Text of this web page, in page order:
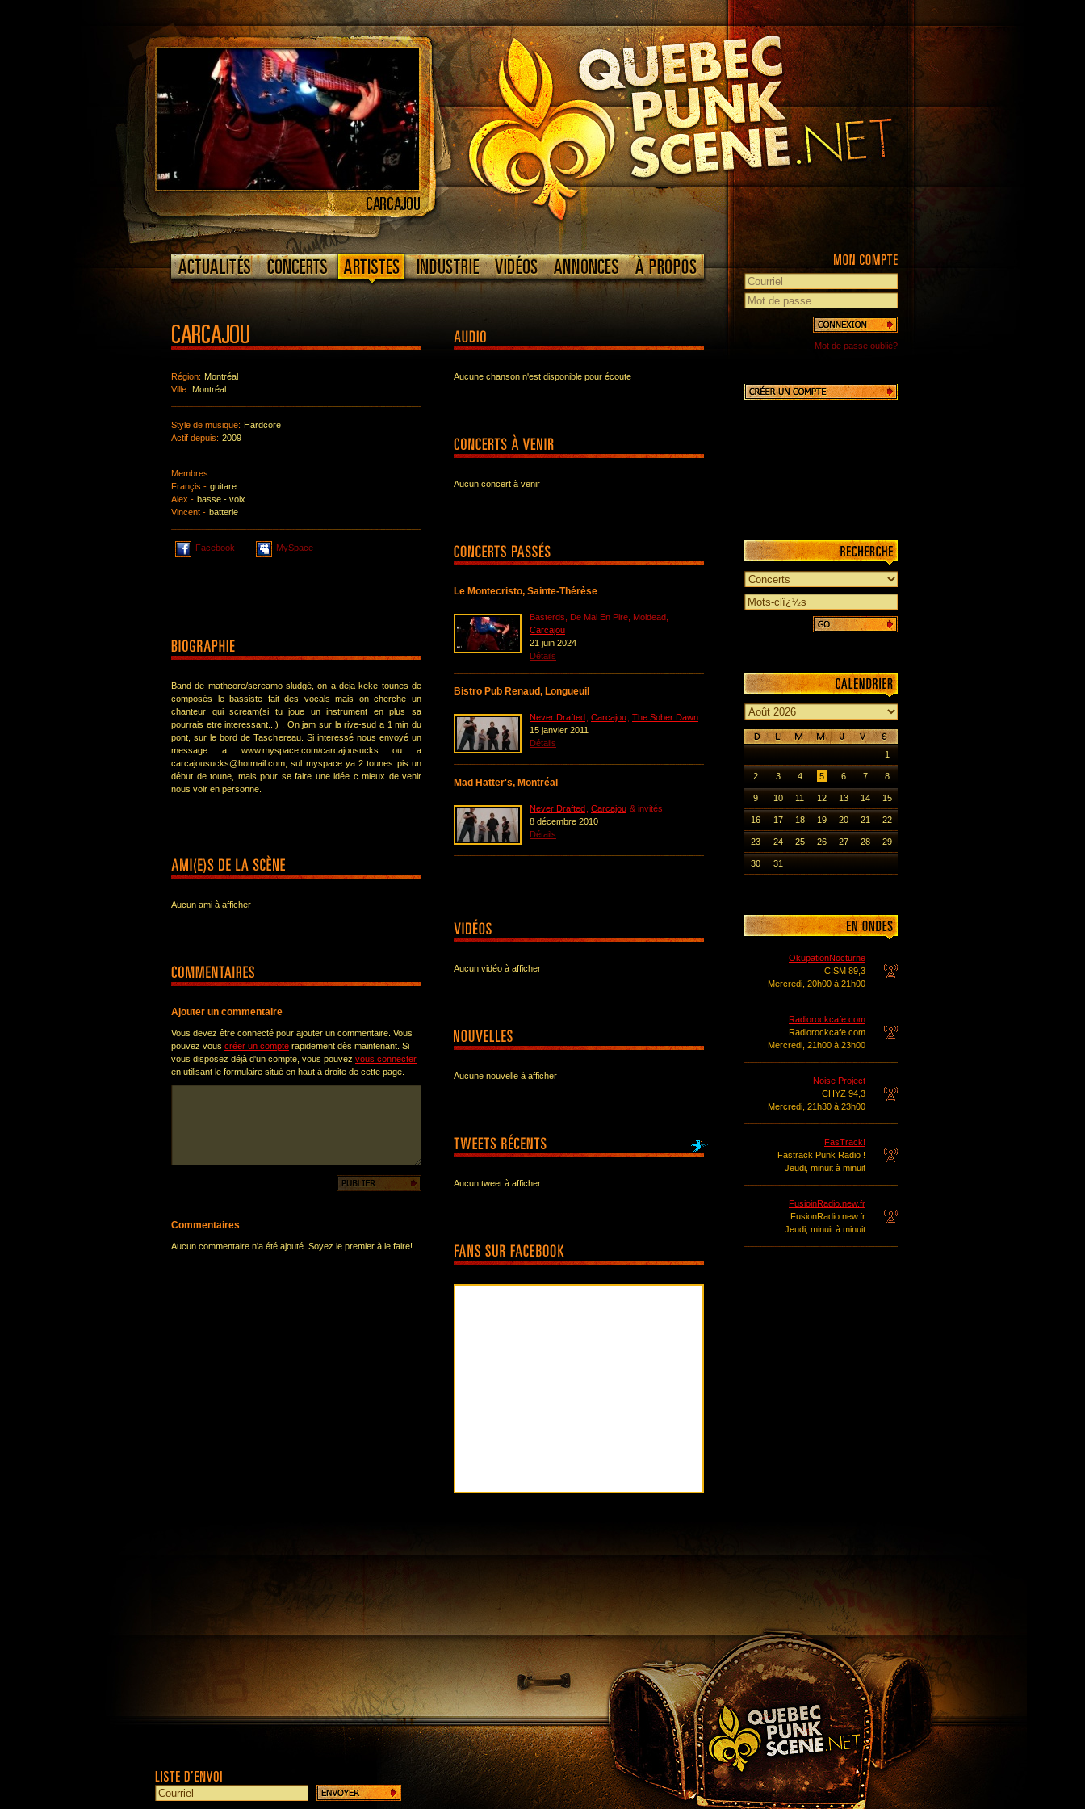
Région: Montréal
Ville: Montréal
Style de musique: Hardcore
Actif depuis: 2009
Membres
Françis - guitare
Alex - basse - voix
Vincent - batterie
Facebook MySpace
Band de mathcore/screamo-sludgé, on a deja keke tounes de
composés le bassiste fait des vocals mais on cherche un
chanteur qui scream(si tu joue un instrument en plus sa
pourrais etre interessant...) . On jam sur la rive-sud a 1 min du
pont, sur le bord de Taschereau. Si interessé nous envoyé un
message a www.myspace.com/carcajousucks ou a
carcajousucks@hotmail.com, sul myspace ya 2 tounes pis un
début de toune, mais pour se faire une idée c mieux de venir
nous voir en personne.
Aucun ami à afficher
Ajouter un commentaire
Vous devez être connecté pour ajouter un commentaire. Vous
pouvez vous créer un compte rapidement dès maintenant. Si
vous disposez déjà d'un compte, vous pouvez vous connecter
en utilisant le formulaire situé en haut à droite de cette page.
Commentaires
Aucun commentaire n'a été ajouté. Soyez le premier à le faire!
Aucune chanson n'est disponible pour écoute
Aucun concert à venir
Le Montecristo, Sainte-Thérèse
Basterds, De Mal En Pire, Moldead,
Carcajou
21 juin 2024
Détails
Bistro Pub Renaud, Longueuil
Never Drafted Carcajou The Sober Dawn
15 janvier 2011
Détails
Mad Hatter's, Montréal
Never Drafted Carcajou & invités
8 décembre 2010
Détails
Aucun vidéo à afficher
Aucune nouvelle à afficher
Aucun tweet à afficher
Mot de passe oublié?
1
2 3 4 5 6 7 8
9 10 11 12 13 14 15
16 17 18 19 20 21 22
23 24 25 26 27 28 29
30 31
OkupationNocturne
CISM 89,3
Mercredi, 20h00 à 21h00
Radiorockcafe.com
Radiorockcafe.com
Mercredi, 21h00 à 23h00
Noise Project
CHYZ 94,3
Mercredi, 21h30 à 23h00
FasTrack!
Fastrack Punk Radio !
Jeudi, minuit à minuit
FusioinRadio.new.fr
FusionRadio.new.fr
Jeudi, minuit à minuit